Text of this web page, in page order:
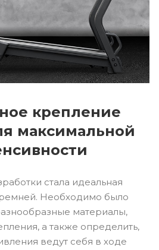
крепление
максимальной
стала идеальная
Необходимо было
материалы,
а также определить,
ведут себя в ходе